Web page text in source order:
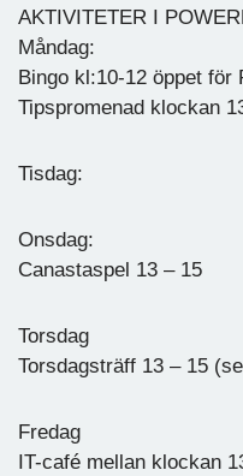
AKTIVITETER I
Måndag:
Bingo kl:10-12 öppet för
Tipspromenad klockan
Tisdag:
Onsdag:
Canastaspel 13 – 15
Torsdag
Torsdagsträff 13 – 15
Fredag
IT-café mellan klockan